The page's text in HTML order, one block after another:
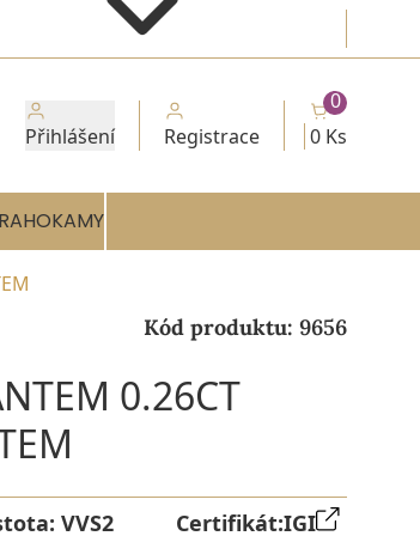
Přihlášení Registrace 0 Ks
0
Kód produktu: 9656
0.26CT
VVS2 Certifikát:IGI